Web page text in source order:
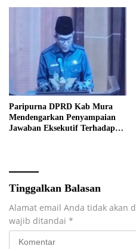
Paripurna DPRD Kab Mura
Mendengarkan Penyampaian
Jawaban Eksekutif Terhadap
Anggaran 2025.
Tinggalkan Balasan
Alamat email Anda tidak akan
wajib ditandai *